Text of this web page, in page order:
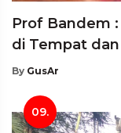
Prof Bandem
di Tempat
By GusAr
09.